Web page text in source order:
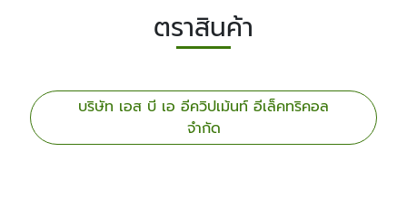
ตราสินค้า
บริษัท เอส บี เอ อีควิปเม้นท์ อีเล็คทริคอล
จำกัด